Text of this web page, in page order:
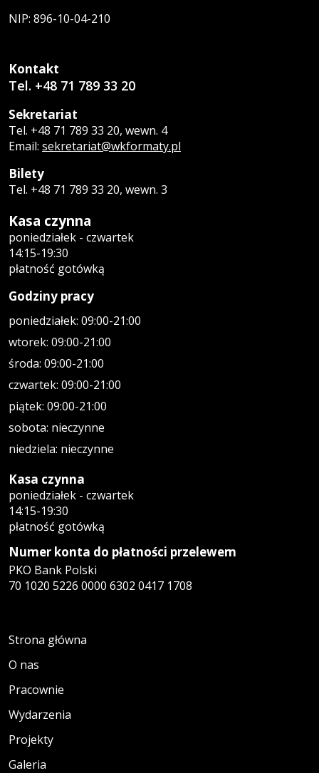
NIP: 896-10-04-210
Kontakt
Tel. +48 71 789 33 20
Sekretariat
Tel. +48 71 789 33 20, wewn. 4
Email: sekretariat@wkformaty.pl
Bilety
Tel. +48 71 789 33 20, wewn. 3
Kasa czynna
poniedziałek - czwartek
14:15-19:30
płatność gotówką
Godziny pracy
poniedziałek: 09:00-21:00
wtorek: 09:00-21:00
środa: 09:00-21:00
czwartek: 09:00-21:00
piątek: 09:00-21:00
sobota: nieczynne
niedziela: nieczynne
Kasa czynna
poniedziałek - czwartek
14:15-19:30
płatność gotówką
Numer konta do płatności przelewem
PKO Bank Polski
70 1020 5226 0000 6302 0417 1708
Strona główna
O nas
Pracownie
Wydarzenia
Projekty
Galeria